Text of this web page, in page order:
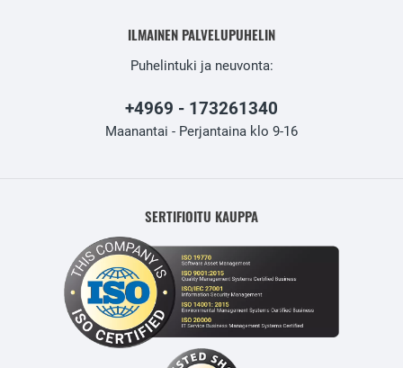
ILMAINEN PALVELUPUHELIN
Puhelintuki ja neuvonta:
+4969 - 173261340
Maanantai - Perjantaina klo 9-16
SERTIFIOITU KAUPPA